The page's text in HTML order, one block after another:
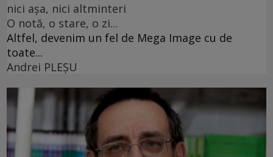
nici așa, nici altminteri
O notă, o stare, o zi...
Altfel, devenim un fel de Mega Image cu de
toate...
Andrei PLEŞU